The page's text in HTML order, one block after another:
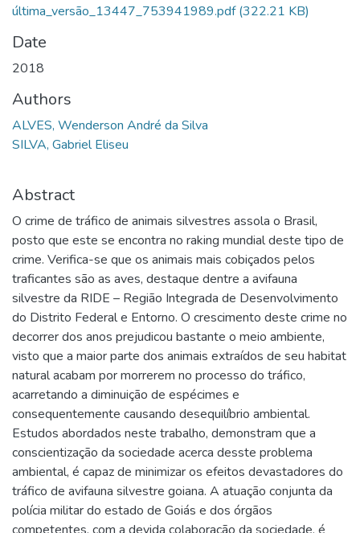
última_versão_13447_753941989.pdf(322.21 KB)
Date
2018
Authors
ALVES, Wenderson André da Silva
SILVA, Gabriel Eliseu
Abstract
O crime de tráfico de animais silvestres assola o Brasil,
posto que este se encontra no raking mundial deste tipo de
crime. Verifica-se que os animais mais cobiçados pelos
traficantes são as aves, destaque dentre a avifauna
silvestre da RIDE – Região Integrada de Desenvolvimento
do Distrito Federal e Entorno. O crescimento deste crime no
decorrer dos anos prejudicou bastante o meio ambiente,
visto que a maior parte dos animais extraídos de seu habitat
natural acabam por morrerem no processo do tráfico,
acarretando a diminuição de espécimes e
consequentemente causando desequilíbrio ambiental.
Estudos abordados neste trabalho, demonstram que a
conscientização da sociedade acerca desste problema
ambiental, é capaz de minimizar os efeitos devastadores do
tráfico de avifauna silvestre goiana. A atuação conjunta da
polícia militar do estado de Goiás e dos órgãos